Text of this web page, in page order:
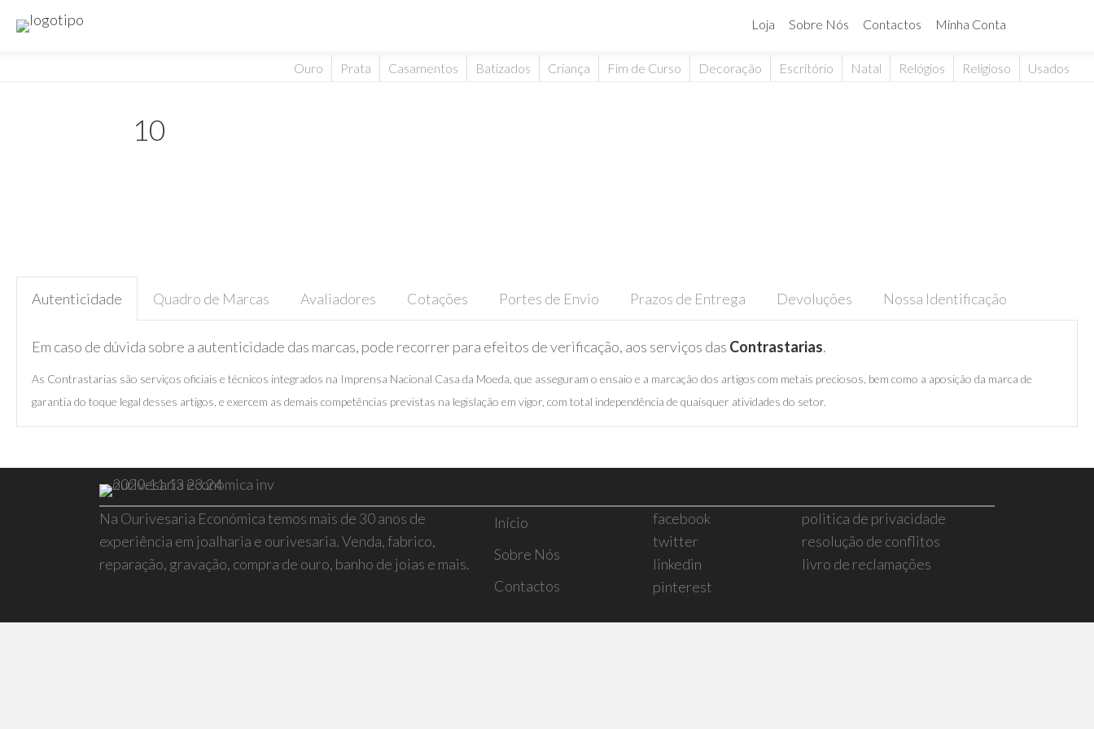
Loja Sobre Nós Contactos Minha Conta
Ouro Prata Casamentos Batizados Criança Fim de Curso Decoração Escritório Natal Relógios Religioso Usados
10
Autenticidade Quadro de Marcas Avaliadores Cotações Portes de Envio Prazos de Entrega Devoluções Nossa Identificação
Em caso de dúvida sobre a autenticidade das marcas, pode recorrer para efeitos de verificação, aos serviços das Contrastarias.
As Contrastarias são serviços oficiais e técnicos integrados na Imprensa Nacional Casa da Moeda, que asseguram o ensaio e a marcação dos artigos com metais preciosos, bem como a aposição da marca de
garantia do toque legal desses artigos, e exercem as demais competências previstas na legislação em vigor, com total independência de quaisquer atividades do setor.
Na Ourivesaria Económica temos mais de 30 anos de
experiência em joalharia e ourivesaria. Venda, fabrico,
reparação, gravação, compra de ouro, banho de joias e mais.
Início
Sobre Nós
Contactos
facebook
twitter
linkedin
pinterest
politica de privacidade
resolução de conflitos
livro de reclamações